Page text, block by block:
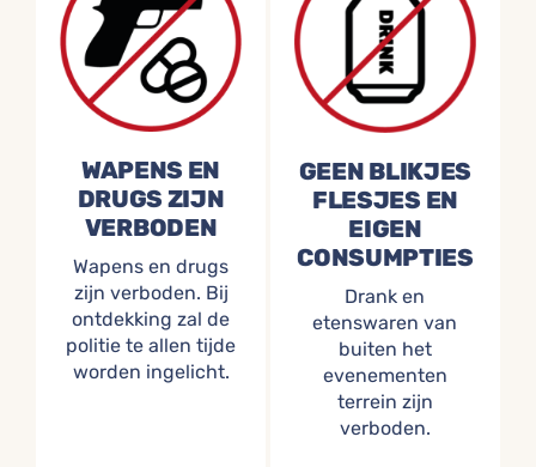
WAPENS EN
DRUGS ZIJN
VERBODEN
Wapens en drugs
zijn verboden. Bij
ontdekking zal de
politie te allen tijde
worden ingelicht.
GEEN BLIKJES
FLESJES EN
EIGEN
CONSUMPTIES
Drank en
etenswaren van
buiten het
evenementen
terrein zijn
verboden.